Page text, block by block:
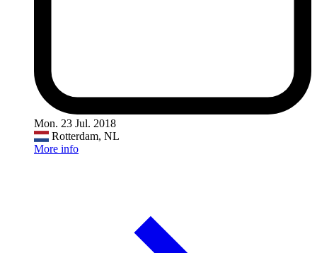
Mon. 23 Jul. 2018
Rotterdam, NL
More info